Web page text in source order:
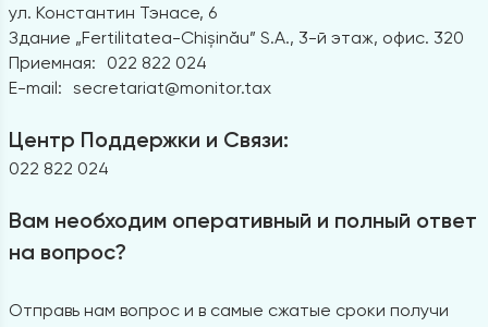
ул. Константин Тэнасе, 6
Здание „Fertilitatea-Chișinău” S.A., 3-й этаж, офис. 320
Приемная:
022 822 024
E-mail: secretariat@monitor.tax
Центр Поддержки и Связи:
022 822 024
Вам необходим оперативный и полный ответ
на вопрос?
Отправь нам вопрос и в самые сжатые сроки получи